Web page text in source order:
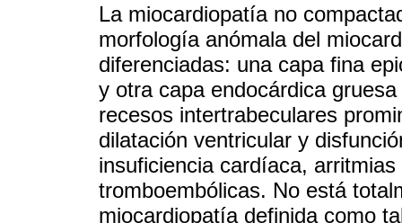
La miocardiopatía no
morfología anómala del
diferenciadas: una capa fina
y otra capa endocárdica
recesos intertrabeculares
dilatación ventricular y
insuficiencia cardíaca,
tromboembólicas. No está
miocardiopatía definida como